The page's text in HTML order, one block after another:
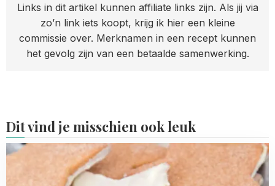
Links in dit artikel kunnen affiliate links zijn. Als jij via
zo’n link iets koopt, krijg ik hier een kleine
commissie over. Merknamen in een recept kunnen
het gevolg zijn van een betaalde samenwerking.
Dit vind je misschien ook leuk
Read
about